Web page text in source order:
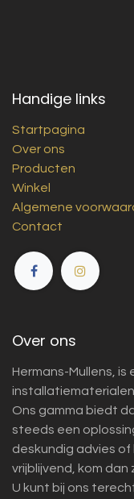
Handige links
Startpagina
Over ons
Producten
Winkel
Algemene
Contact
Over ons
Hermans-Mullens,
installatiematerialen.
Ons gamma biedt
steeds een
deskundig advies
vrijblijvend, kom dan
U kunt bij ons